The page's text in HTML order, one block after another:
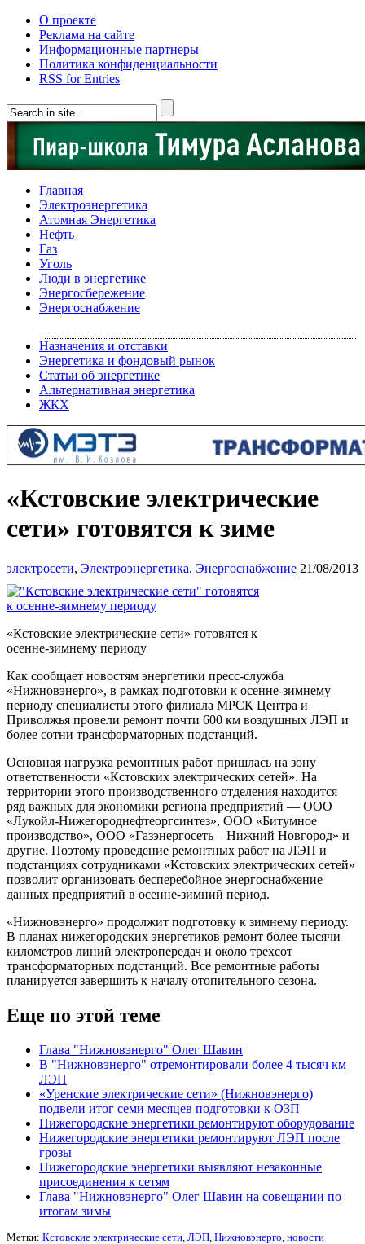
О проекте
Реклама на сайте
Информационные партнеры
Политика конфиденциальности
RSS for Entries
Главная
Электроэнергетика
Атомная Энергетика
Нефть
Газ
Уголь
Люди в энергетике
Энергосбережение
Энергоснабжение
Назначения и отставки
Энергетика и фондовый рынок
Статьи об энергетике
Альтернативная энергетика
ЖКХ
«Кстовские электрические
сети» готовятся к зиме
электросети, Электроэнергетика, Энергоснабжение 21/08/2013
«Кстовские электрические сети» готовятся к
осенне-зимнему периоду
Как сообщает новостям энергетики пресс-служба
«Нижновэнерго», в рамках подготовки к осенне-зимнему
периоду специалисты этого филиала МРСК Центра и
Приволжья провели ремонт почти 600 км воздушных ЛЭП и
более сотни трансформаторных подстанций.
Основная нагрузка ремонтных работ пришлась на зону
ответственности «Кстовских электрических сетей». На
территории этого производственного отделения находится
ряд важных для экономики региона предприятий — ООО
«Лукойл-Нижегороднефтеоргсинтез», ООО «Битумное
производство», ООО «Газэнергосеть – Нижний Новгород» и
другие. Поэтому проведение ремонтных работ на ЛЭП и
подстанциях сотрудниками «Кстовских электрических сетей»
позволит организовать бесперебойное энергоснабжение
данных предприятий в осенне-зимний период.
«Нижновэнерго» продолжит подготовку к зимнему периоду.
В планах нижегородских энергетиков ремонт более тысячи
километров линий электропередач и около трехсот
трансформаторных подстанций. Все ремонтные работы
планируется завершить к началу отопительного сезона.
Еще по этой теме
Глава "Нижновэнерго" Олег Шавин
В "Нижновэнерго" отремонтировали более 4 тысяч км
ЛЭП
«Уренские электрические сети» (Нижновэнерго)
подвели итог семи месяцев подготовки к ОЗП
Нижегородские энергетики ремонтируют оборудование
Нижегородские энергетики ремонтируют ЛЭП после
грозы
Нижегородские энергетики выявляют незаконные
присоединения к сетям
Глава "Нижновэнерго" Олег Шавин на совещании по
итогам зимы
Метки: Кстовские электрические сети ЛЭП Нижновэнерго новости